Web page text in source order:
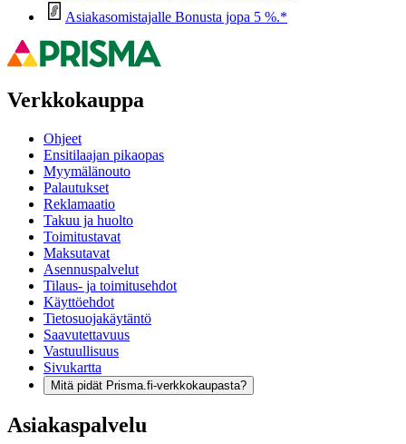
Asiakasomistajalle Bonusta jopa 5 %.*
Verkkokauppa
Ohjeet
Ensitilaajan pikaopas
Myymälänouto
Palautukset
Reklamaatio
Takuu ja huolto
Toimitustavat
Maksutavat
Asennuspalvelut
Tilaus- ja toimitusehdot
Käyttöehdot
Tietosuojakäytäntö
Saavutettavuus
Vastuullisuus
Sivukartta
Mitä pidät Prisma.fi-verkkokaupasta?
Asiakaspalvelu